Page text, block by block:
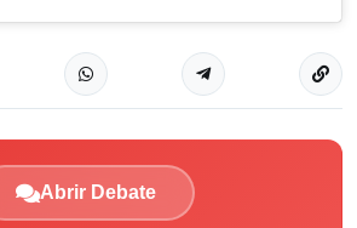
Abrir Debate